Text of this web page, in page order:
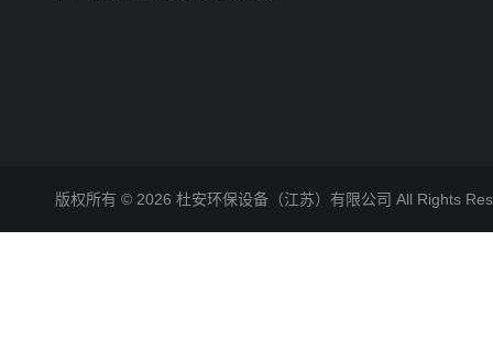
版权所有 © 2026 杜安环保设备（江苏）有限公司 All Rights